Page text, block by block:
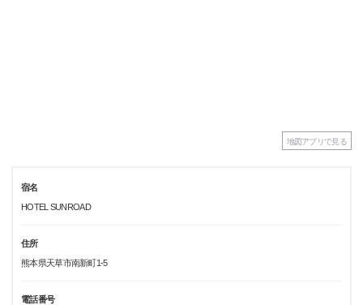
地図アプリで見る
宿名
HOTEL SUNROAD
住所
熊本県天草市南新町1-5
電話番号